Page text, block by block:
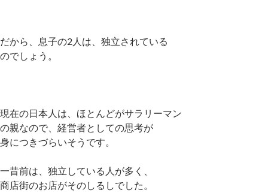
だから、息子の2人は、独立されている
のでしょう。
現在の日本人は、ほとんどがサラリーマン
の親なので、経営者としての思考が
身につきづらいそうです。
一昔前は、独立している人が多く、
商店街のお店がそのしるしでした。